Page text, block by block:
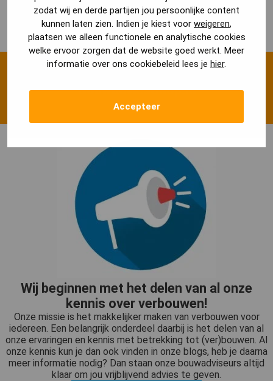
zodat wij en derde partijen jou persoonlijke content
kunnen laten zien. Indien je kiest voor weigeren,
plaatsen we alleen functionele en analytische cookies
welke ervoor zorgen dat de website goed werkt. Meer
informatie over ons cookiebeleid lees je hier.
Accepteer
en garanderen dat de opgegeven stukken voldoen bij de
gemeente.
BouwadviesShop.nl
Wij beginnen met het delen van al onze
kennis over verbouwen!
Onze missie is het makkelijker maken van verbouwen voor
iedereen. Een belangrijk onderdeel daarbij is het delen van al
onze ervaringen en kennis met betrekking tot (ver)bouwen. Al
onze kennis kun je dan ook vinden in onze blogs, heb je daarna
meer informatie nodig? Dan staan onze bouwadviseurs altijd
klaar om jou vrijblijvend advies te geven.